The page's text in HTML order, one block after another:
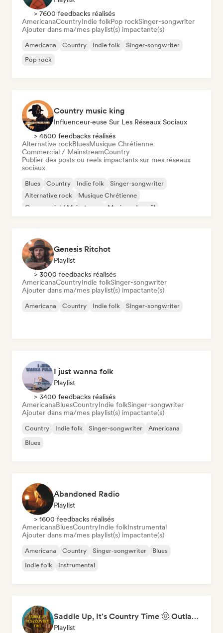
> 7600 feedbacks réalisés
AmericanaCountryIndie folkPop rockSinger-songwriter
Ajouter dans ma/mes playlist(s) impactante(s)
Americana Country Indie folk
Singer-songwriter
Pop rock
Country music king
Influenceur·euse Sur Les Réseaux Sociaux
> 4600 feedbacks réalisés
Alternative rockBluesMusique Chrétienne
Commercial / MainstreamCountry
Publier des posts ou reels impactants sur mes réseaux
sociaux
Blues Country Indie folk
Singer-songwriter
Alternative rock
Musique Chrétienne
Commercial / Mainstream
Musique de noël
Genesis Ritchot
Playlist
> 3000 feedbacks réalisés
AmericanaCountryIndie folkSinger-songwriter
Ajouter dans ma/mes playlist(s) impactante(s)
Americana Country Indie folk Singer-songwriter
I just wanna folk
Playlist
> 3400 feedbacks réalisés
AmericanaBluesCountryIndie folkSinger-songwriter
Ajouter dans ma/mes playlist(s) impactante(s)
Country Indie folk Singer-songwriter
Americana
Blues
Abandoned Radio
Playlist
> 1600 feedbacks réalisés
AmericanaBluesCountryIndie folkInstrumental
Ajouter dans ma/mes playlist(s) impactante(s)
Americana Country Singer-songwriter
Blues
Indie folk
Instrumental
Saddle Up, It's Country Time 🤠 Outlaw Country, Americana & Country Rock
Playlist